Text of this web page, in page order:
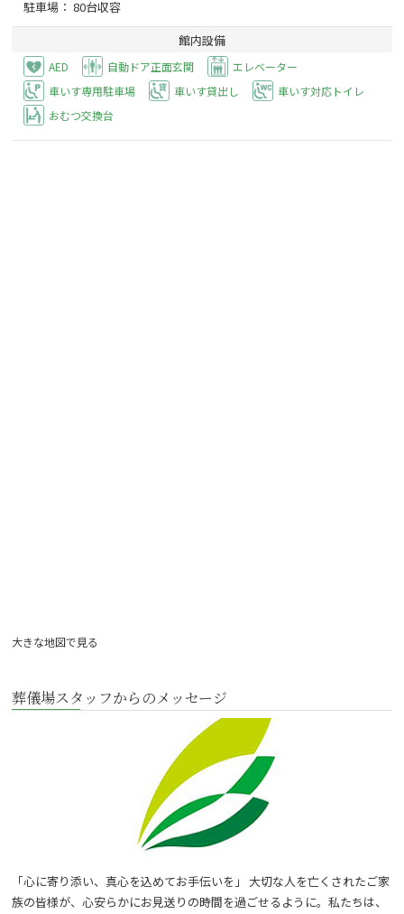
駐車場： 80台収容
館内設備
AED 自動ドア正面玄関
エレベーター
車いす専用駐車場
車いす貸出し
車いす対応トイレ
おむつ交換台
大きな地図で見る
葬儀場スタッフからのメッセージ
「心に寄り添い、真心を込めてお手伝いを」 大切な人を亡くされたご家
族の皆様が、心安らかにお見送りの時間を過ごせるように。私たちは、